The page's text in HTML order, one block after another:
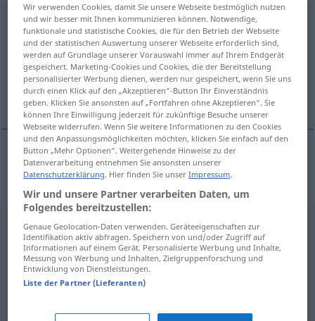
nation-wideadj&adv
Übersicht aller Übersetzungen
(Für mehr Details die Übersetzung anklicken/antippen)
landesweit
landesweit nation-wide
Wir verwenden Cookies, damit Sie unsere Webseite bestmöglich nutzen
und wir besser mit Ihnen kommunizieren können. Notwendige,
funktionale und statistische Cookies, die für den Betrieb der Webseite
und der statistischen Auswertung unserer Webseite erforderlich sind,
werden auf Grundlage unserer Vorauswahl immer auf Ihrem Endgerät
gespeichert. Marketing-Cookies und Cookies, die der Bereitstellung
personalisierter Werbung dienen, werden nur gespeichert, wenn Sie uns
durch einen Klick auf den „Akzeptieren“-Button Ihr Einverständnis
geben. Klicken Sie ansonsten auf „Fortfahren ohne Akzeptieren“. Sie
können Ihre Einwilligung jederzeit für zukünftige Besuche unserer
Webseite widerrufen. Wenn Sie weitere Informationen zu den Cookies
und den Anpassungsmöglichkeiten möchten, klicken Sie einfach auf den
Button „Mehr Optionen“. Weitergehende Hinweise zu der
Datenverarbeitung entnehmen Sie ansonsten unserer
Datenschutzerklärung. Hier finden Sie unserImpressum.
Wir und unsere Partner verarbeiten Daten, um
Folgendes bereitzustellen:
Genaue Geolocation-Daten verwenden. Geräteeigenschaften zur
Identifikation aktiv abfragen. Speichern von und/oder Zugriff auf
Informationen auf einem Gerät. Personalisierte Werbung und Inhalte,
Messung von Werbung und Inhalten, Zielgruppenforschung und
Entwicklung von Dienstleistungen.
Liste der Partner (Lieferanten)